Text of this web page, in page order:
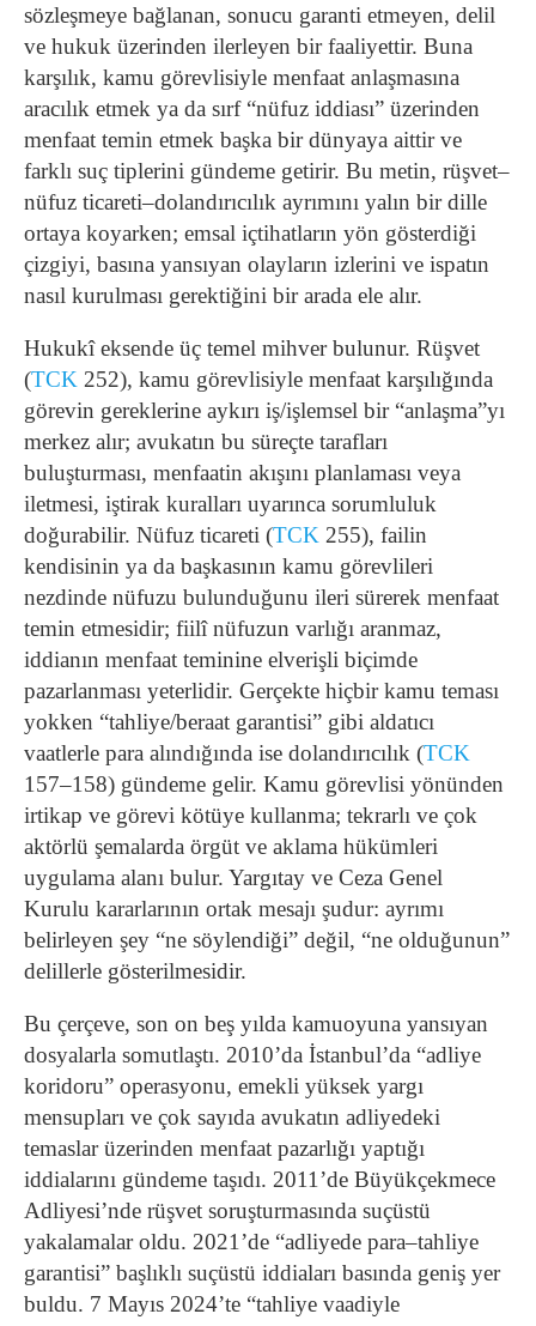
sözleşmeye bağlanan, sonucu garanti etmeyen, delil
ve hukuk üzerinden ilerleyen bir faaliyettir. Buna
karşılık, kamu görevlisiyle menfaat anlaşmasına
aracılık etmek ya da sırf “nüfuz iddiası” üzerinden
menfaat temin etmek başka bir dünyaya aittir ve
farklı suç tiplerini gündeme getirir. Bu metin, rüşvet–
nüfuz ticareti–dolandırıcılık ayrımını yalın bir dille
ortaya koyarken; emsal içtihatların yön gösterdiği
çizgiyi, basına yansıyan olayların izlerini ve ispatın
nasıl kurulması gerektiğini bir arada ele alır.
Hukukî eksende üç temel mihver bulunur. Rüşvet
(TCK 252), kamu görevlisiyle menfaat karşılığında
görevin gereklerine aykırı iş/işlemsel bir “anlaşma”yı
merkez alır; avukatın bu süreçte tarafları
buluşturması, menfaatin akışını planlaması veya
iletmesi, iştirak kuralları uyarınca sorumluluk
doğurabilir. Nüfuz ticareti (TCK 255), failin
kendisinin ya da başkasının kamu görevlileri
nezdinde nüfuzu bulunduğunu ileri sürerek menfaat
temin etmesidir; fiilî nüfuzun varlığı aranmaz,
iddianın menfaat teminine elverişli biçimde
pazarlanması yeterlidir. Gerçekte hiçbir kamu teması
yokken “tahliye/beraat garantisi” gibi aldatıcı
vaatlerle para alındığında ise dolandırıcılık (TCK
157–158) gündeme gelir. Kamu görevlisi yönünden
irtikap ve görevi kötüye kullanma; tekrarlı ve çok
aktörlü şemalarda örgüt ve aklama hükümleri
uygulama alanı bulur. Yargıtay ve Ceza Genel
Kurulu kararlarının ortak mesajı şudur: ayrımı
belirleyen şey “ne söylendiği” değil, “ne olduğunun”
delillerle gösterilmesidir.
Bu çerçeve, son on beş yılda kamuoyuna yansıyan
dosyalarla somutlaştı. 2010’da İstanbul’da “adliye
koridoru” operasyonu, emekli yüksek yargı
mensupları ve çok sayıda avukatın adliyedeki
temaslar üzerinden menfaat pazarlığı yaptığı
iddialarını gündeme taşıdı. 2011’de Büyükçekmece
Adliyesi’nde rüşvet soruşturmasında suçüstü
yakalamalar oldu. 2021’de “adliyede para–tahliye
garantisi” başlıklı suçüstü iddiaları basında geniş yer
buldu. 7 Mayıs 2024’te “tahliye vaadiyle